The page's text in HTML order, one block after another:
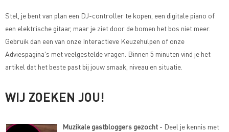
Stel, je bent van plan een DJ-controller te kopen, een digitale piano of
een elektrische gitaar, maar je ziet door de bomen het bos niet meer.
Gebruik dan een van onze Interactieve Keuzehulpen of onze
Adviespagina's met veelgestelde vragen . Binnen 5 minuten vind je het
artikel dat het beste past bij jouw smaak, niveau en situatie.
WIJ ZOEKEN JOU!
Muzikale gastbloggers gezocht - Deel je kennis met